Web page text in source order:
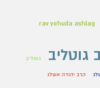
rav yehuda ashlag
גוטליב
הרב יהודה אשלג